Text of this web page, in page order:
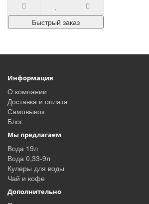
Этот на..
Быстрый заказ
Информация
О компании
Доставка и оплата
Самовывоз
Блог
Мы предлагаем
Вода 19л
Вода 0,33-9л
Кулеры для воды
Чай и кофе
Дополнительно